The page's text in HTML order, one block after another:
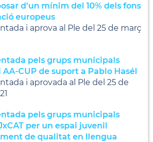
d'un mínim del 10% dels fons
europeus
i aprova al Ple del 25 de març
pels grups municipals
AA-CUP de suport a Pablo Hasél
i aprovada al Ple del 25 de
pels grups municipals
per un espai juvenil
de qualitat en llengua